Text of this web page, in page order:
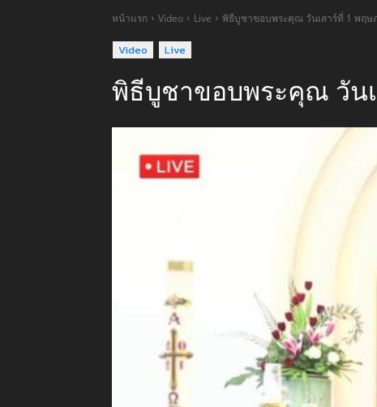
หน้าแรก Video Live พิธีบูชาขอบพระคุณ วันเสาร์ที่ 1 พฤษ
Video Live
พิธีบูชาขอบพระคุณ วัน